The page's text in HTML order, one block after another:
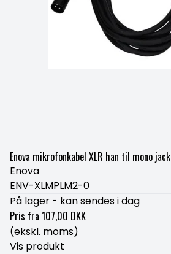
Enova mikrofonkabel XLR han til mono jack
Enova
ENV-XLMPLM2-0
På lager - kan sendes i dag
Pris fra 107,00 DKK
(ekskl. moms)
Vis produkt